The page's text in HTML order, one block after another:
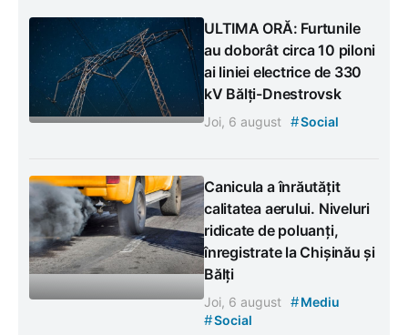
ULTIMA ORĂ: Furtunile
au doborât circa 10 piloni
ai liniei electrice de 330
kV Bălți-Dnestrovsk
Joi, 6 august #Social
Canicula a înrăutățit
calitatea aerului. Niveluri
ridicate de poluanți,
înregistrate la Chișinău și
Bălți
Joi, 6 august #Mediu
#Social